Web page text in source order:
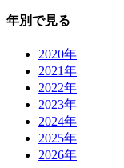
年別で見る
2020年
2021年
2022年
2023年
2024年
2025年
2026年